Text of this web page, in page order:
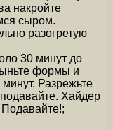
накройте
сыром.
разогретую
30 минут до
формы и
Разрежьте
Хайдер
Подавайте!;